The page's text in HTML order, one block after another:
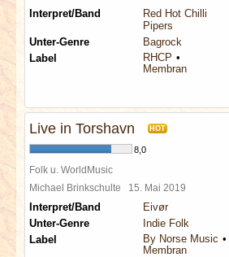
Interpret/Band
Red Hot Chilli
Pipers
Unter-Genre
Bagrock
Label
RHCP
Membran
Live in Torshavn HOT
8,0
Folk u. WorldMusic
Michael Brinkschulte 15. Mai 2019
Interpret/Band
Eivør
Unter-Genre
Indie Folk
Label
By Norse Music
Membran